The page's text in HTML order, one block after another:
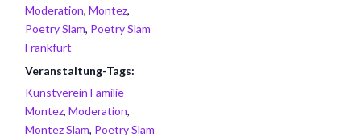
Moderation,Montez,
Poetry Slam, Poetry Slam
Frankfurt
Veranstaltung-Tags:
Kunstverein Familie
Montez,Moderation,
Montez Slam, Poetry Slam